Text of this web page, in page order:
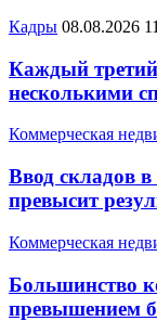
Кадры 08.08.2026
Каждый третий
несколькими
Коммерческая
Ввод складов
превысит
Коммерческая
Большинство
превышением